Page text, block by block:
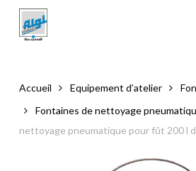
main
Accueil Equipement d’atelier
Fontaines de nettoyage
nettoyage pneumatique pour fût 200 l